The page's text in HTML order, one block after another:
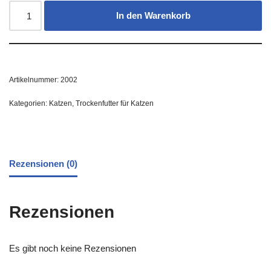
In den Warenkorb
Artikelnummer: 2002
Kategorien: Katzen, Trockenfutter für Katzen
Rezensionen (0)
Rezensionen
Es gibt noch keine Rezensionen